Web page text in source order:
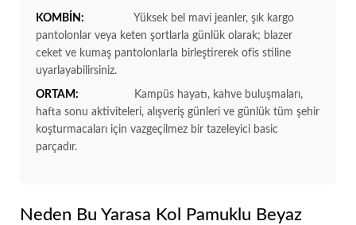
KOMBİN:
Yüksek bel mavi jeanler, şık kargo
pantolonlar veya keten şortlarla günlük olarak; blazer
ceket ve kumaş pantolonlarla birleştirerek ofis stiline
uyarlayabilirsiniz.
ORTAM:
Kampüs hayatı, kahve buluşmaları,
hafta sonu aktiviteleri, alışveriş günleri ve günlük tüm şehir
koşturmacaları için vazgeçilmez bir tazeleyici basic
parçadır.
Neden Bu Yarasa Kol Pamuklu Beyaz